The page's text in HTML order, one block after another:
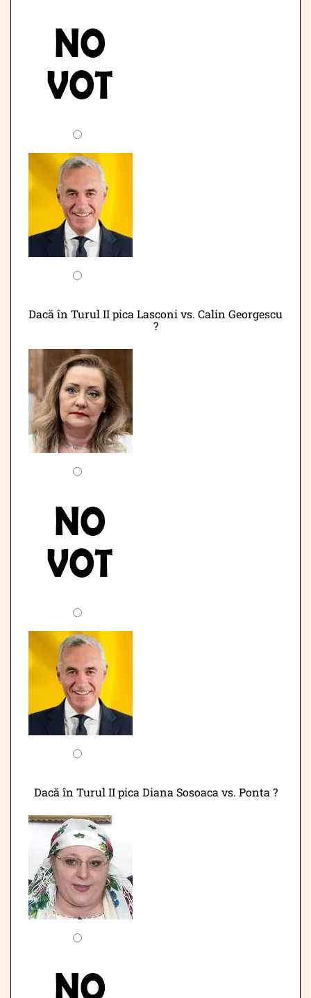
Dacă în Turul II pica Lasconi vs. Calin Georgescu
?
Dacă în Turul II pica Diana Sosoaca vs. Ponta ?